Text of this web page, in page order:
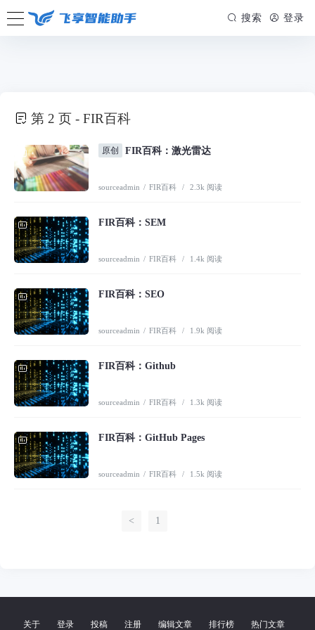
/www/wwwroot/firsource.cn/usr/themes/spimes/header.php on line
" style="--theme: #FF9900;">
搜索 登录
第 2 页 - FIR百科
原创 FIR百科：激光雷达
sourceadmin / FIR百科 / 2.3k 阅读
FIR百科：SEM
sourceadmin / FIR百科 / 1.4k 阅读
FIR百科：SEO
sourceadmin / FIR百科 / 1.9k 阅读
FIR百科：Github
sourceadmin / FIR百科 / 1.3k 阅读
FIR百科：GitHub Pages
sourceadmin / FIR百科 / 1.5k 阅读
< 1
关于 登录 投稿 注册 编辑文章 排行榜 热门文章